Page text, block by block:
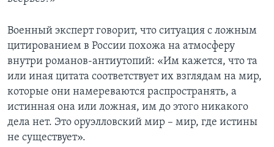
Военный эксперт говорит, что ситуация с ложным
цитированием в России похожа на атмосферу
внутри романов-антиутопий: «Им кажется, что та
или иная цитата соответствует их взглядам на мир,
которые они намереваются распространять, а
истинная она или ложная, им до этого никакого
дела нет. Это оруэлловский мир – мир, где истины
не существует».